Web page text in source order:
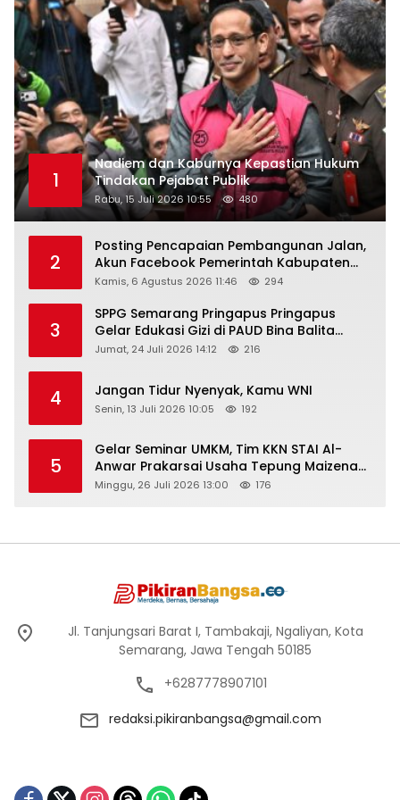
1
Nadiem dan Kaburnya Kepastian Hukum
Tindakan Pejabat Publik
Rabu, 15 Juli 2026 10:55 480
2
Posting Pencapaian Pembangunan Jalan,
Akun Facebook Pemerintah Kabupaten
Rembang “Dirujak” Warganet
Kamis, 6 Agustus 2026 11:46 294
3
SPPG Semarang Pringapus Pringapus
Gelar Edukasi Gizi di PAUD Bina Balita
Peringati Hari Anak Nasional 2026
Jumat, 24 Juli 2026 14:12 216
4 Jangan Tidur Nyenyak, Kamu WNI
Senin, 13 Juli 2026 10:05 192
5
Gelar Seminar UMKM, Tim KKN STAI Al-
Anwar Prakarsai Usaha Tepung Maizena
di Logung
Minggu, 26 Juli 2026 13:00 176
Jl. Tanjungsari Barat I, Tambakaji, Ngaliyan, Kota
Semarang, Jawa Tengah 50185
+6287778907101
redaksi.pikiranbangsa@gmail.com